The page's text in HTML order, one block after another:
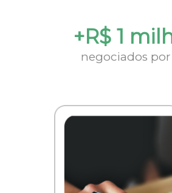
+R$ 1
negociados